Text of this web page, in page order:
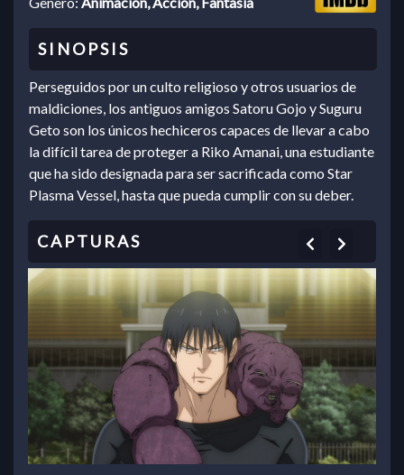
Perseguidos por un culto religioso y otros usuarios de
maldiciones, los antiguos amigos Satoru Gojo y Suguru
Geto son los únicos hechiceros capaces de llevar a cabo
la difícil tarea de proteger a Riko Amanai, una estudiante
que ha sido designada para ser sacrificada como Star
Plasma Vessel, hasta que pueda cumplir con su deber.
Previous